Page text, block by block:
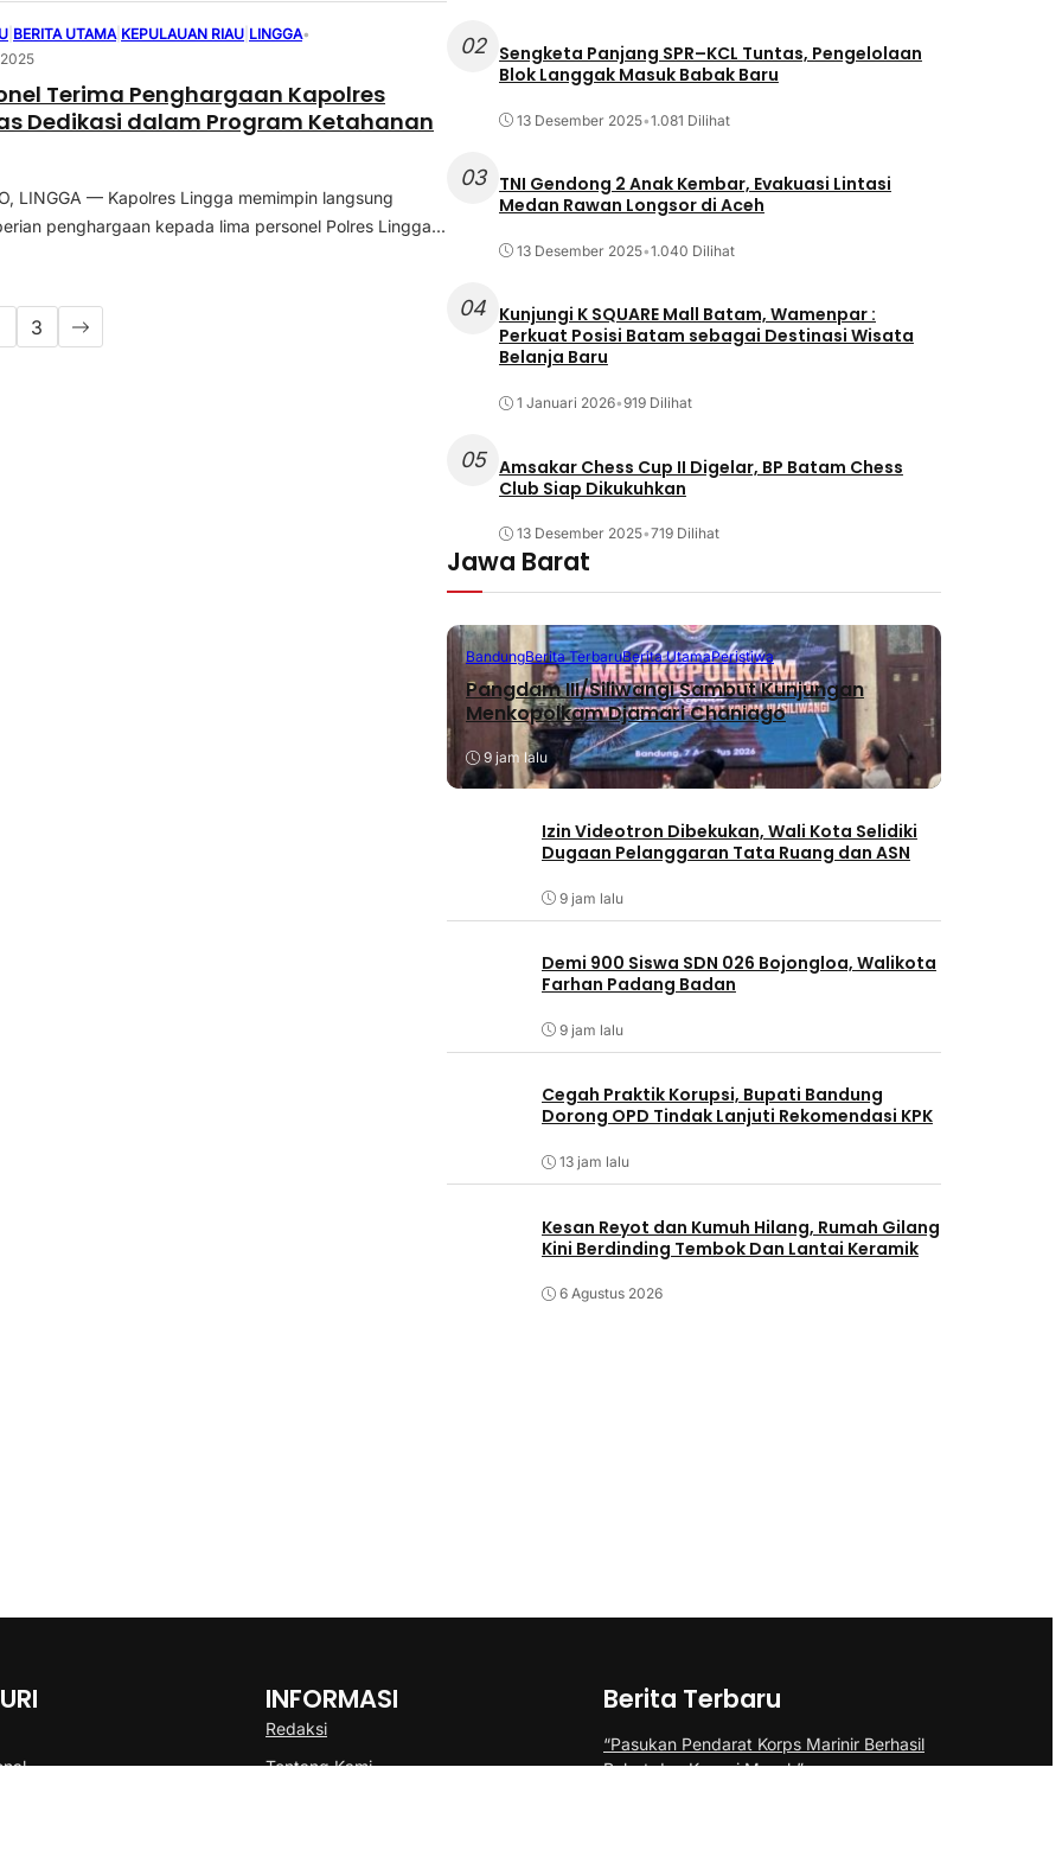
BERITA UTAMA KEPULAUAN RIAU LINGGA•
Terima Penghargaan Kapolres
Dedikasi dalam Program Ketahanan
LINGGA — Kapolres Lingga memimpin langsung
penghargaan kepada lima personel Polres Lingga...
3
02
Sengketa Panjang SPR–KCL Tuntas, Pengelolaan
Blok Langgak Masuk Babak Baru
13 Desember 2025•1.081 Dilihat
03
TNI Gendong 2 Anak Kembar, Evakuasi Lintasi
Medan Rawan Longsor di Aceh
13 Desember 2025•1.040 Dilihat
04 Kunjungi K SQUARE Mall Batam, Wamenpar :
Perkuat Posisi Batam sebagai Destinasi Wisata
Belanja Baru
1 Januari 2026•919 Dilihat
05 Amsakar Chess Cup II Digelar, BP Batam Chess
Club Siap Dikukuhkan
13 Desember 2025•719 Dilihat
Jawa Barat
BandungBerita TerbaruBerita UtamaPeristiwa
Pangdam III/Siliwangi Sambut Kunjungan
Menkopolkam Djamari Chaniago
9 jam lalu
Izin Videotron Dibekukan, Wali Kota Selidiki
Dugaan Pelanggaran Tata Ruang dan ASN
9 jam lalu
Demi 900 Siswa SDN 026 Bojongloa, Walikota
Farhan Padang Badan
9 jam lalu
Cegah Praktik Korupsi, Bupati Bandung
Dorong OPD Tindak Lanjuti Rekomendasi KPK
13 jam lalu
Kesan Reyot dan Kumuh Hilang, Rumah Gilang
Kini Berdinding Tembok Dan Lantai Keramik
6 Agustus 2026
INFORMASI
Redaksi
Tentang Kami
Berita Terbaru
“Pasukan Pendarat Korps Marinir Berhasil
Rebut dan Kuasai Musuh”